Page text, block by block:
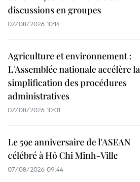
discussions en groupes
07/08/2026 10:14
Agriculture et environnement :
L'Assemblée nationale accélère la
simplification des procédures
administratives
07/08/2026 10:01
Le 59e anniversaire de l'ASEAN
célébré à Hô Chi Minh-Ville
07/08/2026 09:44